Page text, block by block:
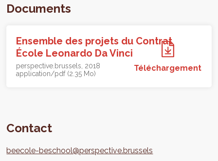
Documents
Ensemble des projets du Contrat
École Leonardo Da Vinci
perspective.brussels 2018
application/pdf (2.35 Mo)
Téléchargement
Contact
beecole-beschool@perspective.brussels